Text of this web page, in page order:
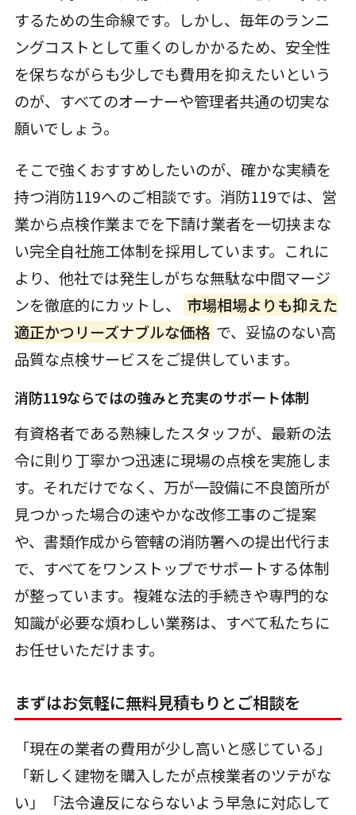
するための生命線です。しかし、毎年のランニ
ングコストとして重くのしかかるため、安全性
を保ちながらも少しでも費用を抑えたいという
のが、すべてのオーナーや管理者共通の切実な
願いでしょう。
そこで強くおすすめしたいのが、確かな実績を
持つ消防119へのご相談です。消防119では、営
業から点検作業までを下請け業者を一切挟まな
い完全自社施工体制を採用しています。これに
より、他社では発生しがちな無駄な中間マージ
ンを徹底的にカットし、
市場相場よりも抑えた
適正かつリーズナブルな価格 で、妥協のない高
品質な点検サービスをご提供しています。
消防119ならではの強みと充実のサポート体制
有資格者である熟練したスタッフが、最新の法
令に則り丁寧かつ迅速に現場の点検を実施しま
す。それだけでなく、万が一設備に不良箇所が
見つかった場合の速やかな改修工事のご提案
や、書類作成から管轄の消防署への提出代行ま
で、すべてをワンストップでサポートする体制
が整っています。複雑な法的手続きや専門的な
知識が必要な煩わしい業務は、すべて私たちに
お任せいただけます。
まずはお気軽に無料見積もりとご相談を
「現在の業者の費用が少し高いと感じている」
「新しく建物を購入したが点検業者のツテがな
い」「法令違反にならないよう早急に対応して